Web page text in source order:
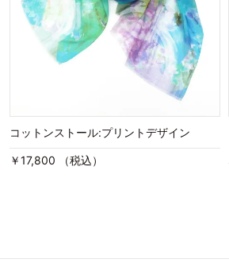
コットンストール:プリントデザイン
￥17,800 （税込）